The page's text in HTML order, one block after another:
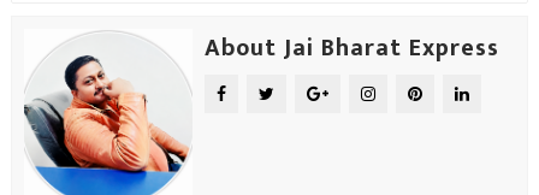
About Jai Bharat Express